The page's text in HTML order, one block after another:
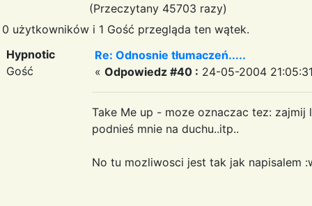
(Przeczytany 45703 razy)
0 użytkowników i 1 Gość przegląda ten wątek.
Hypnotic
Gość
Re: Odnosnie tłumaczeń.....
« Odpowiedz #40 : 24-05-2004
Take Me up - moze oznaczac tez: zajmij
podnieś mnie na duchu..itp..
No tu mozliwosci jest tak jak napisalem